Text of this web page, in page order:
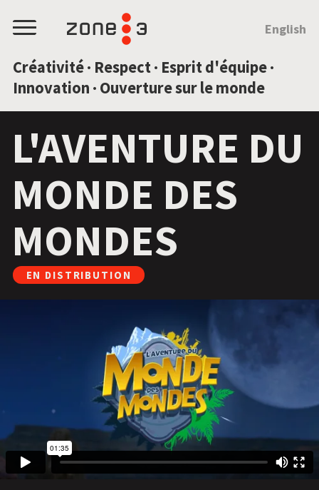
Menu
Créativité · Respect · Esprit d'équipe ·
Innovation · Ouverture sur le monde
English
L'AVENTURE DU
MONDE DES
MONDES
EN DISTRIBUTION